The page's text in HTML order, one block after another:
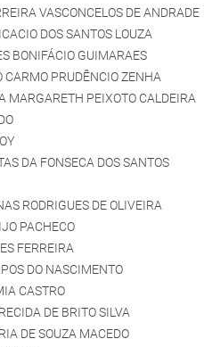
VASCONCELOS DE ANDRADE
DOS SANTOS LOUZA
BONIFÁCIO GUIMARAES
CARMO PRUDÊNCIO ZENHA
MARGARETH PEIXOTO CALDEIRA
DA FONSECA DOS SANTOS
RODRIGUES DE OLIVEIRA
PACHECO
FERREIRA
DO NASCIMENTO
CASTRO
DE BRITO SILVA
DE SOUZA MACEDO